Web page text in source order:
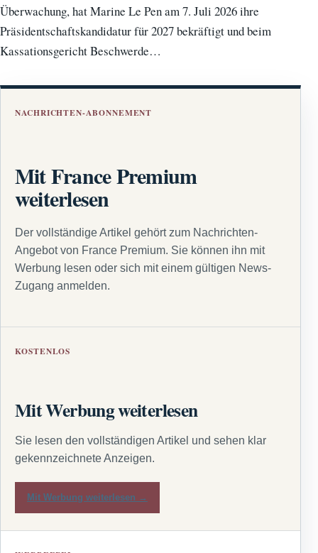
Überwachung, hat Marine Le Pen am 7. Juli 2026 ihre
Präsidentschaftskandidatur für 2027 bekräftigt und beim
Kassationsgericht Beschwerde…
NACHRICHTEN-ABONNEMENT
Mit France Premium
weiterlesen
Der vollständige Artikel gehört zum Nachrichten-
Angebot von France Premium. Sie können ihn mit
Werbung lesen oder sich mit einem gültigen News-
Zugang anmelden.
KOSTENLOS
Mit Werbung weiterlesen
Sie lesen den vollständigen Artikel und sehen klar
gekennzeichnete Anzeigen.
Mit Werbung weiterlesen →